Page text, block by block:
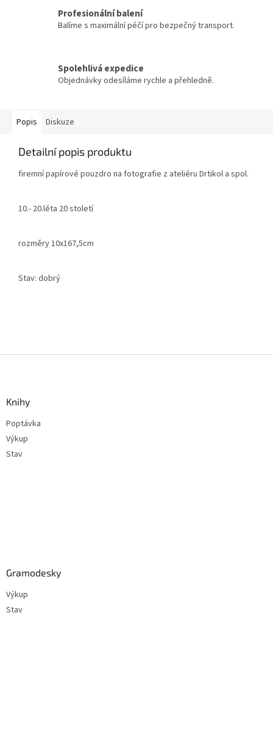
Profesionální balení
Balíme s maximální péčí pro bezpečný transport.
Spolehlivá expedice
Objednávky odesíláme rychle a přehledně.
Popis Diskuze
Detailní popis produktu
firemní papírové pouzdro na fotografie z ateliéru Drtikol a spol.
10.- 20.léta 20 století
rozměry 10x167,5cm
Stav: dobrý
Knihy
Poptávka
Výkup
Stav
Gramodesky
Výkup
Stav